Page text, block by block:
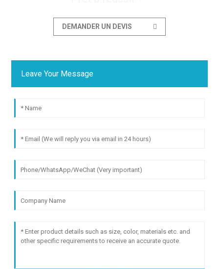
DEMANDER UN DEVIS
Leave Your Message